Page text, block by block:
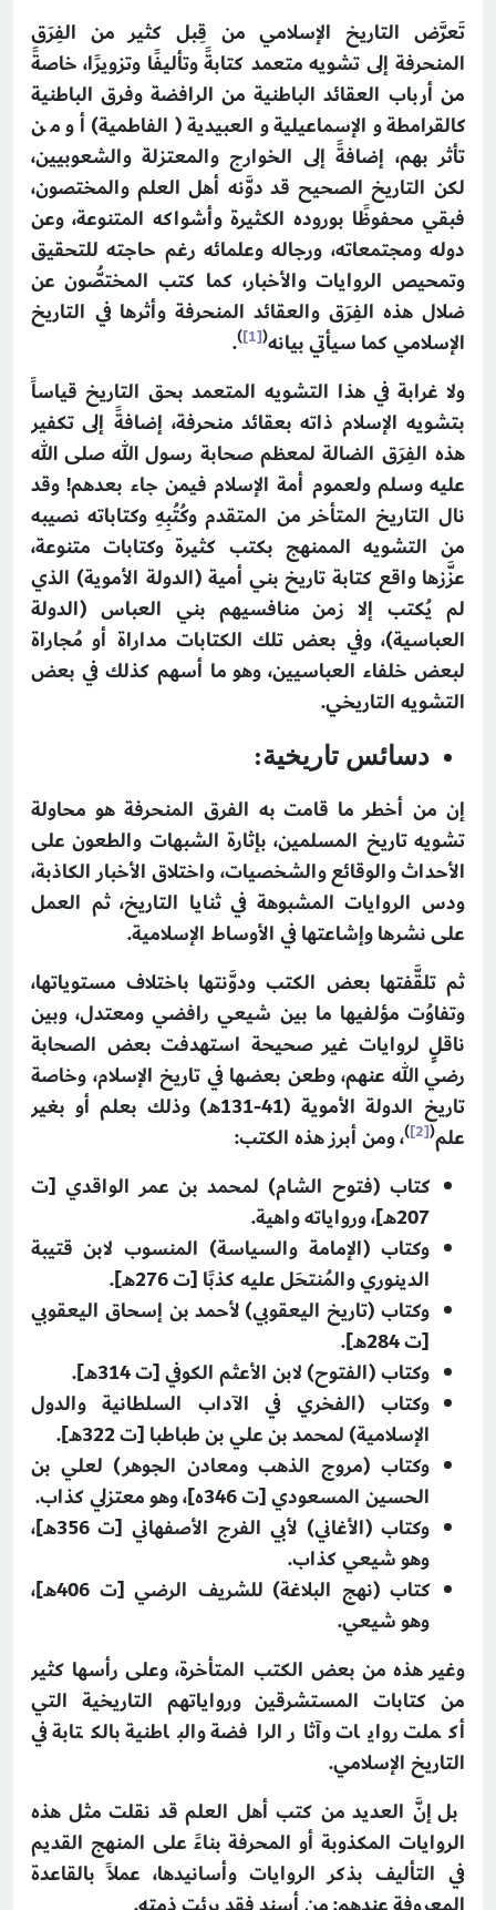
تَعرَّض التاريخ الإسلامي من قِبل كثير من الفِرَق
المنحرفة إلى تشويه متعمد كتابةً وتأليفًا وتزويرًا، خاصةً
من أرباب العقائد الباطنية من الرافضة وفرق الباطنية
كالقرامطة والإسماعيلية والعبيدية (الفاطمية) أو من
تأثر بهم، إضافةً إلى الخوارج والمعتزلة والشعوبيين،
لكن التاريخ الصحيح قد دوَّنه أهل العلم والمختصون،
فبقي محفوظًا بوروده الكثيرة وأشواكه المتنوعة، وعن
دوله ومجتمعاته، ورجاله وعلمائه رغم حاجته للتحقيق
وتمحيص الروايات والأخبار، كما كتب المختصُّون عن
ضلال هذه الفِرَق والعقائد المنحرفة وأثرها في التاريخ
الإسلامي كما سيأتي بيانه(
[1]
)
.
ولا غرابة في هذا التشويه المتعمد بحق التاريخ قياساً
بتشويه الإسلام ذاته بعقائد منحرفة، إضافةً إلى تكفير
هذه الفِرَق الضالة لمعظم صحابة رسول الله صلى الله
عليه وسلم ولعموم أمة الإسلام فيمن جاء بعدهم! وقد
نال التاريخ المتأخر من المتقدم وكُتُبِهِ وكتاباته نصيبه
من التشويه الممنهج بكتب كثيرة وكتابات متنوعة،
عزَّزها واقع كتابة تاريخ بني أمية (الدولة الأموية) الذي
لم يُكتب إلا زمن منافسيهم بني العباس (الدولة
العباسية)، وفي بعض تلك الكتابات مداراة أو مُجاراة
لبعض خلفاء العباسيين، وهو ما أسهم كذلك في بعض
التشويه التاريخي.
دسائس تاريخية:
إن من أخطر ما قامت به الفرق المنحرفة هو محاولة
تشويه تاريخ المسلمين، بإثارة الشبهات والطعون على
الأحداث والوقائع والشخصيات، واختلاق الأخبار الكاذبة،
ودس الروايات المشبوهة في ثنايا التاريخ، ثم العمل
على نشرها وإشاعتها في الأوساط الإسلامية.
ثم تلقَّفتها بعض الكتب ودوَّنتها باختلاف مستوياتها،
وتفاوُت مؤلفيها ما بين شيعي رافضي ومعتدل، وبين
ناقلٍ لروايات غير صحيحة استهدفت بعض الصحابة
رضي الله عنهم، وطعن بعضها في تاريخ الإسلام، وخاصة
تاريخ الدولة الأموية (41-131هـ) وذلك بعلم أو بغير
علم(
[2]
)، ومن أبرز هذه الكتب:
كتاب (فتوح الشام) لمحمد بن عمر الواقدي [ت
207هـ]، ورواياته واهية.
وكتاب (الإمامة والسياسة) المنسوب لابن قتيبة
الدينوري والمُنتحَل عليه كذبًا [ت 276هـ].
وكتاب (تاريخ اليعقوبي) لأحمد بن إسحاق اليعقوبي
[ت 284هـ].
وكتاب (الفتوح) لابن الأعثم الكوفي [ت 314هـ].
وكتاب (الفخري في الآداب السلطانية والدول
الإسلامية) لمحمد بن علي بن طباطبا [ت 322هـ].
وكتاب (مروج الذهب ومعادن الجوهر) لعلي بن
الحسين المسعودي [ت 346ه]، وهو معتزلي كذاب.
وكتاب (الأغاني) لأبي الفرج الأصفهاني [ت 356هـ]،
وهو شيعي كذاب.
كتاب (نهج البلاغة) للشريف الرضي [ت 406هـ]،
وهو شيعي.
وغير هذه من بعض الكتب المتأخرة، وعلى رأسها كثير
من كتابات المستشرقين ورواياتهم التاريخية التي
أكملت روايات وآثار الرافضة والباطنية بالكتابة في
التاريخ الإسلامي.
بل إنَّ العديد من كتب أهل العلم قد نقلت مثل هذه
الروايات المكذوبة أو المحرفة بناءً على المنهج القديم
في التأليف بذكر الروايات وأسانيدها، عملاً بالقاعدة